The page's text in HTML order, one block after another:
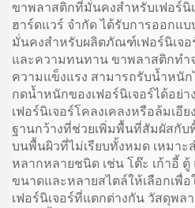
ขาพลาสติกที่มั่นคงสำหรับเฟอร์นิ
ฮาร์ดแวร์ จำกัด ได้รับการออกแ
มั่นคงสำหรับผลิตภัณฑ์เฟอร์นิเจอ
และความทนทาน ขาพลาสติกท
ความแข็งแรง สามารถรับน้ำหนัก
กดน้ำหนักของเฟอร์นิเจอร์ได้อย่
เฟอร์นิเจอร์โคลงเคลงหรือล้มเอี
ฐานกว้างที่ช่วยเพิ่มพื้นที่สัมผัสกับ
บนพื้นผิวที่ไม่เรียบทั้งหมด เหมาะ
หลากหลายชนิด เช่น โต๊ะ เก้าอี้
ขนาดและหลายสไตล์ให้เลือกเพื่
เฟอร์นิเจอร์ที่แตกต่างกัน วัสดุพ